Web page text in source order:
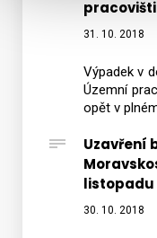
pracovišti
31. 10. 2018
Výpadek v
Územní
opět v
Uzavření
listopadu
30. 10. 2018